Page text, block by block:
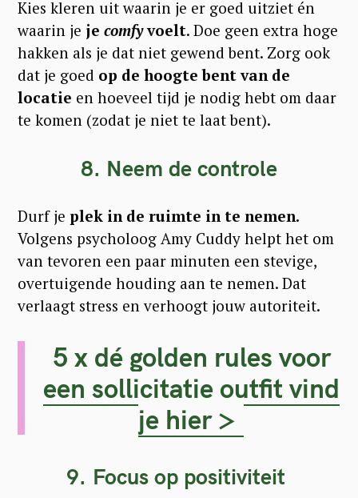
Kies kleren uit waarin je er goed uitziet én
waarin je je comfyvoelt. Doe geen extra hoge
hakken als je dat niet gewend bent. Zorg ook
dat je goed op de hoogte bent van de
locatie en hoeveel tijd je nodig hebt om daar
te komen (zodat je niet te laat bent).
8. Neem de controle
Durf je plek in de ruimte in te nemen.
Volgens psycholoog Amy Cuddy helpt het om
van tevoren een paar minuten een stevige,
overtuigende houding aan te nemen. Dat
verlaagt stress en verhoogt jouw autoriteit.
5 x dé golden rules voor
een sollicitatie outfit vind
je hier >
9. Focus op positiviteit
S
e
a
r
c
o